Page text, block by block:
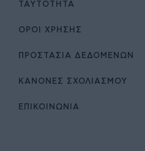
ΤΑΥΤΌΤΗΤΑ
ΌΡΟΙ ΧΡΉΣΗΣ
ΠΡΟΣΤΑΣΙΑ ΔΕΔΟΜΕΝΩΝ
ΚΑΝΟΝΕΣ ΣΧΟΛΙΑΣΜΟΥ
ΕΠΙΚΟΙΝΩΝΊΑ